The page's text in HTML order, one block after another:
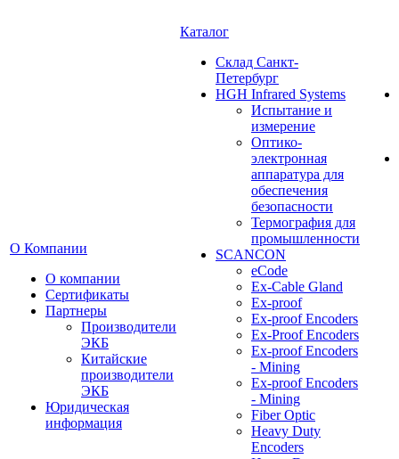
О Компании
О компании
Сертификаты
Партнеры
Производители
ЭКБ
Китайские
производители
ЭКБ
Юридическая
информация
Каталог
Cклад Санкт-
Петербург
HGH Infrared Systems
Испытание и
измерение
Оптико-
электронная
аппаратура для
обеспечения
безопасности
Термография для
промышленности
SCANCON
eCode
Ex-Cable Gland
Ex-proof
Ex-proof Encoders
Ex-Proof Encoders
Ex-proof Encoders
- Mining
Ex-proof Encoders
- Mining
Fiber Optic
Heavy Duty
Encoders